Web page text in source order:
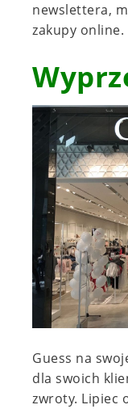
newslettera,
zakupy online.
Guess na
dla swoich
zwroty. Lipiec